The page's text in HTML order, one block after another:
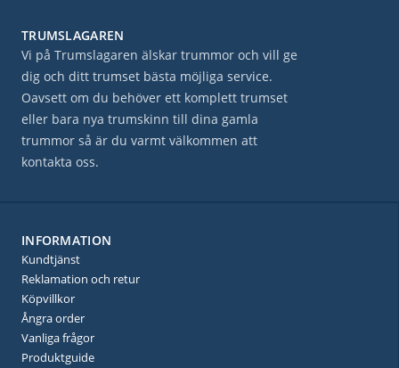
TRUMSLAGAREN
Vi på Trumslagaren älskar trummor och vill ge
dig och ditt trumset bästa möjliga service.
Oavsett om du behöver ett komplett trumset
eller bara nya trumskinn till dina gamla
trummor så är du varmt välkommen att
kontakta oss.
INFORMATION
Kundtjänst
Reklamation och retur
Köpvillkor
Ångra order
Vanliga frågor
Produktguide